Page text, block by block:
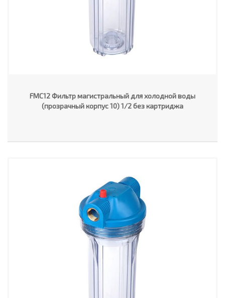
FMC12 Фильтр магистральный для холодной воды
(прозрачный корпус 10) 1/2 без картриджа